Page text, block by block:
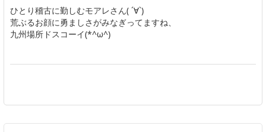
ひとり稽古に勤しむモアレさん( ´∀`)
荒ぶるお顔に勇ましさがみなぎってますね、
九州場所ドスコーイ(*^ω^)